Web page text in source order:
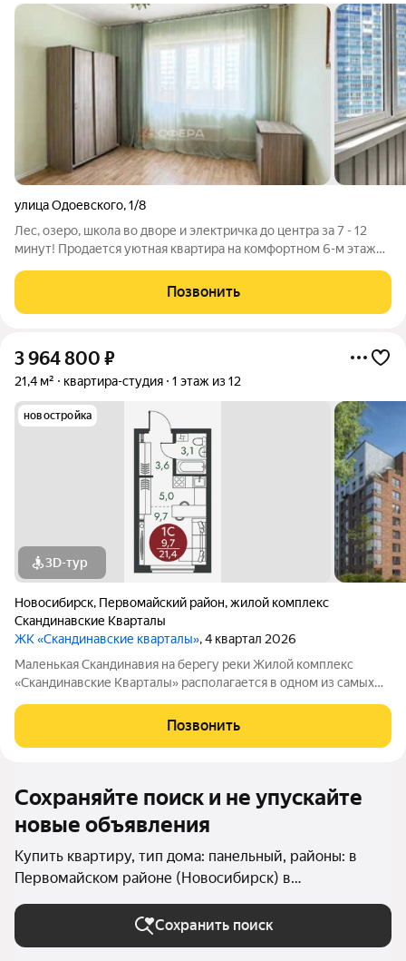
улица Одоевского,1/8
Лес, озеро, школа во дворе и электричка до центра за 7 - 12
минут! Продается уютная квартира на комфортном 6-м этаже
шаговой доступности
Позвонить
3 964 800 ₽
21,4 м² квартира-студия 1 этаж из 12
новостройка
3D-тур
Новосибирск, Первомайский район,жилой комплекс
Скандинавские Кварталы
ЖК «Скандинавские кварталы», 4 квартал 2026
Маленькая Скандинавия на берегу реки Жилой комплекс
«Скандинавские Кварталы» располагается в одном из самых
за ней открываются прекрасные виды на холмы и нетронутую
природу. Уникальная
Позвонить
Сохраняйте поиск и не упускайте
новые объявления
Купить квартиру, тип дома: панельный, районы: в
Первомайском районе (Новосибирск) в
Новосибирске
Сохранить поиск